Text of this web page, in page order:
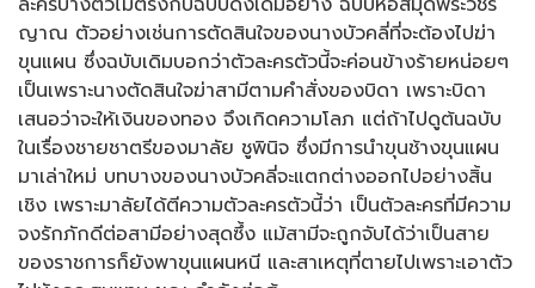
ญาณ ตัวอย่างเช่นการตัดสินใจของนางบัวคลี่ที่จะต้องไปฆ่า
ขุนแผน ซึ่งฉบับเดิมบอกว่าตัวละครตัวนี้จะค่อนข้างร้ายหน่อยๆ
เป็นเพราะนางตัดสินใจฆ่าสามีตามคำสั่งของบิดา เพราะบิดา
เสนอว่าจะให้เงินของทอง จึงเกิดความโลภ แต่ถ้าไปดูต้นฉบับ
ในเรื่องชายชาตรีของมาลัย ชูพินิจ ซึ่งมีการนำขุนช้างขุนแผน
มาเล่าใหม่ บทบางของนางบัวคลี่จะแตกต่างออกไปอย่างสิ้น
เชิง เพราะมาลัยได้ตีความตัวละครตัวนี้ว่า เป็นตัวละครที่มีความ
จงรักภักดีต่อสามีอย่างสุดซึ้ง แม้สามีจะถูกจับได้ว่าเป็นสาย
ของราชการก็ยังพาขุนแผนหนี และสาเหตุที่ตายไปเพราะเอาตัว